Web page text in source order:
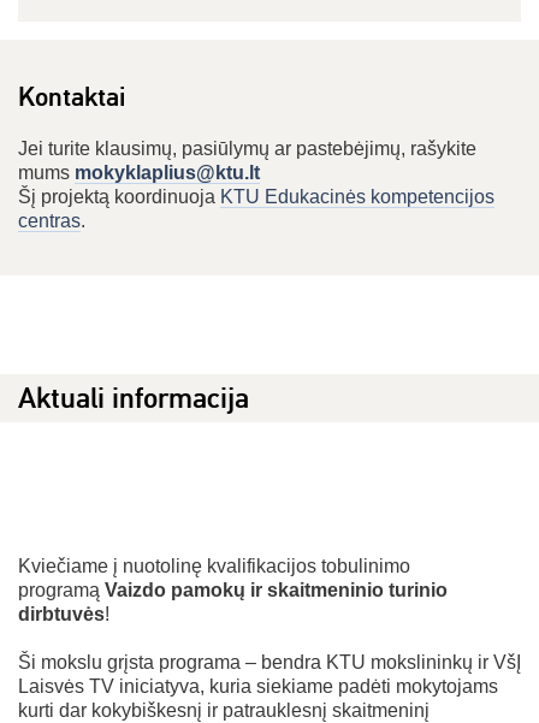
Kontaktai
Jei turite klausimų, pasiūlymų ar pastebėjimų, rašykite
mums mokyklaplius@ktu.lt
Šį projektą koordinuoja KTU Edukacinės kompetencijos
centras.
Aktuali informacija
Kviečiame į nuotolinę kvalifikacijos tobulinimo
programą Vaizdo pamokų ir skaitmeninio turinio
dirbtuvės!
Ši mokslu grįsta programa – bendra KTU mokslininkų ir VšĮ
Laisvės TV iniciatyva, kuria siekiame padėti mokytojams
kurti dar kokybiškesnį ir patrauklesnį skaitmeninį